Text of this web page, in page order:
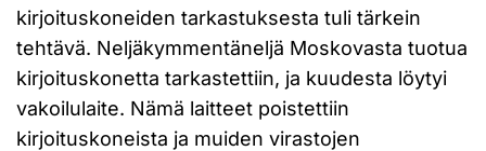
kirjoituskoneiden tarkastuksesta tuli tärkein
tehtävä. Neljäkymmentäneljä Moskovasta tuotua
kirjoituskonetta tarkastettiin, ja kuudesta löytyi
vakoilulaite. Nämä laitteet poistettiin
kirjoituskoneista ja muiden virastojen